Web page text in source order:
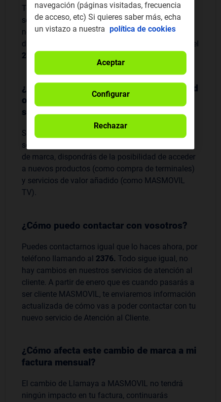
Todos tus productos se mantendrán activos y
seguiremos dándote el servicio con total
normalidad. Si necesitas ayuda o aclaración no
dudes en contactarnos, seguimos disponibles en el
2376
¿Debo esperar algún cambio en la calidad
o características de los productos o
servicios?
Seguirás disfrutando de la mejor calidad en tu
servicio y, además, a partir de la fecha del cambio
de marca, dispondrás de la posibilidad de acceder
a nuevos productos (como compra de terminales)
y servicios de valor añadido (como MASMOVIL
TV).
¿Cómo puedo contactar con vosotros?
Puedes contactarnos igual que lo haces ahora, por
teléfono llamando al 2376. Todo sigue igual, no
hay cambios en nuestros servicios de atención al
cliente. A partir de enero que es cuando pasarás a
ser cliente MASMOVIL, te enviaremos información
actualizada de cómo vas a poder contactar con tu
nuevo servicio de Atención al Cliente.
¿Cómo afecta este cambio de marca a mi
factura mensual?
El cambio de Llamaya a MASMOVIL no tendrá
ningún impacto en tu factura, continuarás
navegación (páginas visitadas, frecuencia
de acceso, etc) Si quieres saber más, echa
un vistazo a nuestra política de cookies
Rechazar
Aceptar
Configurar